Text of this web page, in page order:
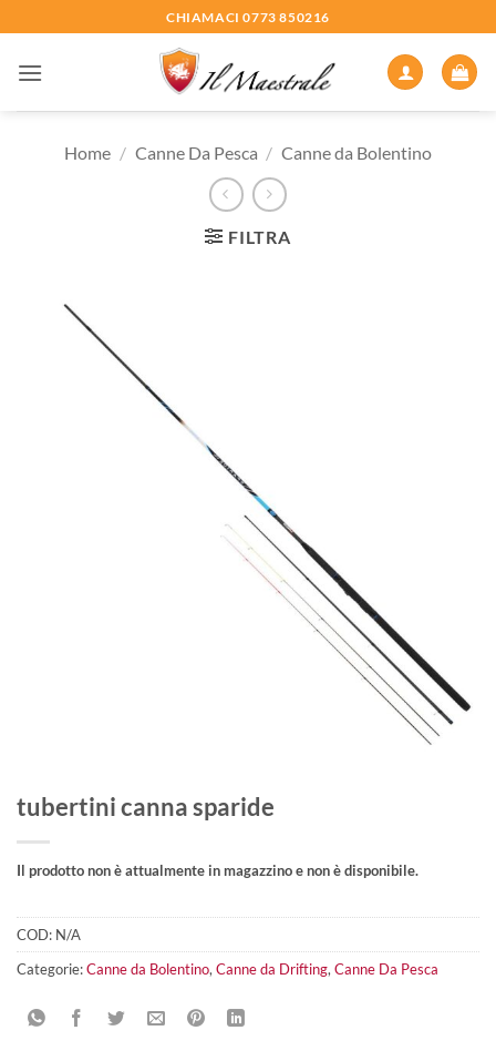
ai
contenuti
CHIAMACI 0773 850216
Home / Canne Da Pesca / Canne da Bolentino
FILTRA
tubertini canna sparide
Il prodotto non è attualmente in magazzino e non è disponibile.
COD: N/A
Categorie:Canne da Bolentino, Canne da Drifting, Canne Da Pesca